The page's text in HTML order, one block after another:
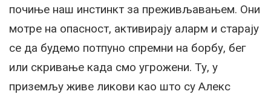
почиње наш инстинкт за преживљавањем. Они
мотре на опасност, активирају аларм и старају
се да будемо потпуно спремни на борбу, бег
или скривање када смо угрожени. Ту, у
приземљу живе ликови као што су Алекс